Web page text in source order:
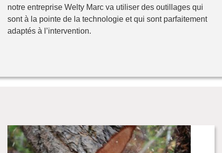
notre entreprise Welty Marc va utiliser des outillages qui
sont à la pointe de la technologie et qui sont parfaitement
adaptés à l’intervention.